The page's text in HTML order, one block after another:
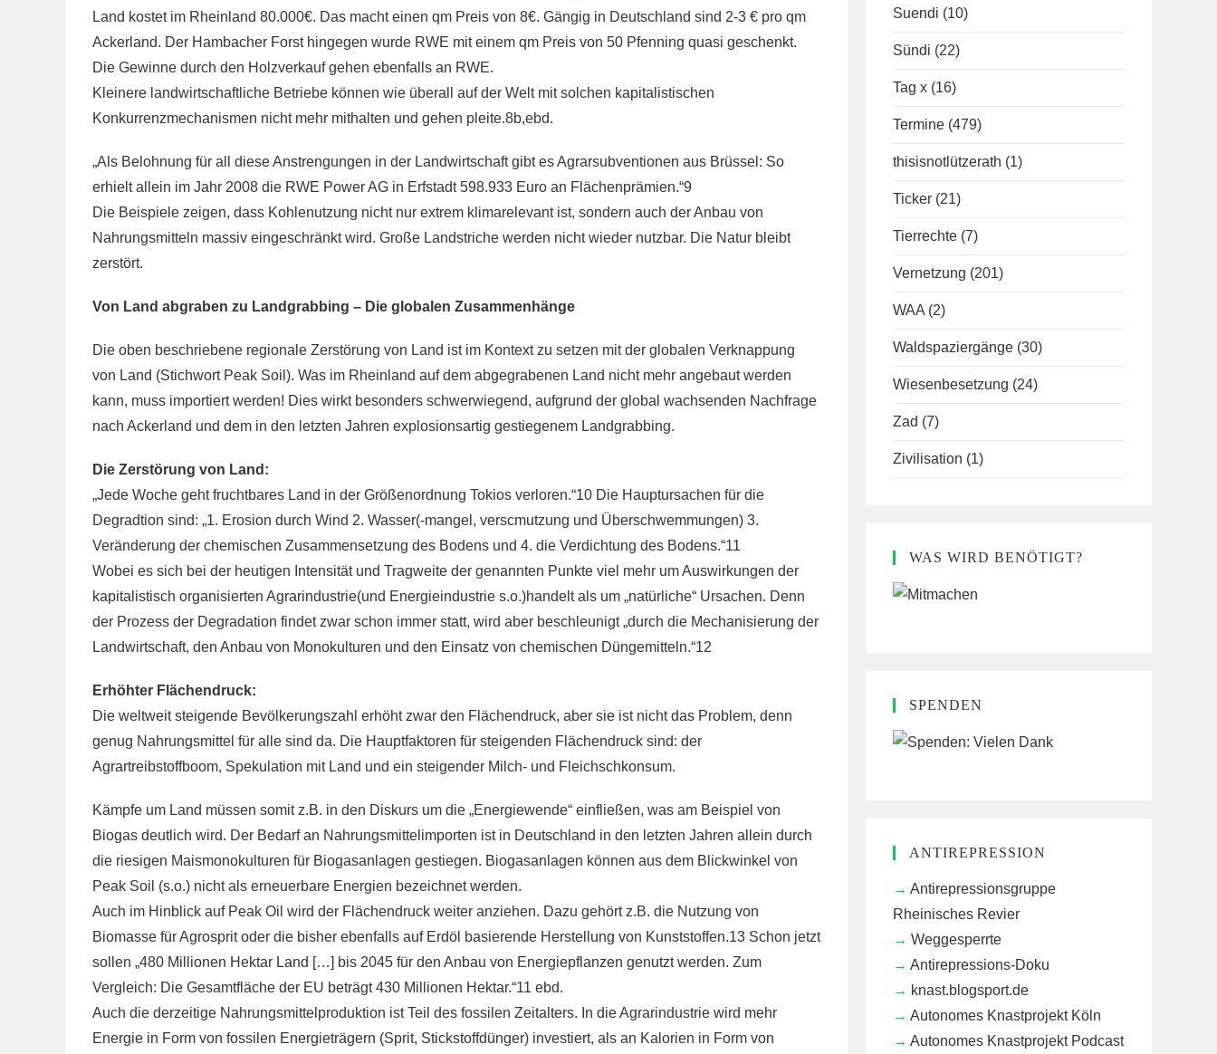
Land kostet im Rheinland 80.000€. Das macht einen qm Preis von 8€. Gängig in Deutschland sind 2-3 € pro qm
Ackerland. Der Hambacher Forst hingegen wurde RWE mit einem qm Preis von 50 Pfenning quasi geschenkt.
Die Gewinne durch den Holzverkauf gehen ebenfalls an RWE.
Kleinere landwirtschaftliche Betriebe können wie überall auf der Welt mit solchen kapitalistischen
Konkurrenzmechanismen nicht mehr mithalten und gehen pleite.8b,ebd.
„Als Belohnung für all diese Anstrengungen in der Landwirtschaft gibt es Agrarsubventionen aus Brüssel: So
erhielt allein im Jahr 2008 die RWE Power AG in Erfstadt 598.933 Euro an Flächenprämien.“9
Die Beispiele zeigen, dass Kohlenutzung nicht nur extrem klimarelevant ist, sondern auch der Anbau von
Nahrungsmitteln massiv eingeschränkt wird. Große Landstriche werden nicht wieder nutzbar. Die Natur bleibt
zerstört.
Von Land abgraben zu Landgrabbing – Die globalen Zusammenhänge
Die oben beschriebene regionale Zerstörung von Land ist im Kontext zu setzen mit der globalen Verknappung
von Land (Stichwort Peak Soil). Was im Rheinland auf dem abgegrabenen Land nicht mehr angebaut werden
kann, muss importiert werden! Dies wirkt besonders schwerwiegend, aufgrund der global wachsenden Nachfrage
nach Ackerland und dem in den letzten Jahren explosionsartig gestiegenem Landgrabbing.
Die Zerstörung von Land:
„Jede Woche geht fruchtbares Land in der Größenordnung Tokios verloren.“10 Die Hauptursachen für die
Degradtion sind: „1. Erosion durch Wind 2. Wasser(-mangel, verscmutzung und Überschwemmungen) 3.
Veränderung der chemischen Zusammensetzung des Bodens und 4. die Verdichtung des Bodens.“11
Wobei es sich bei der heutigen Intensität und Tragweite der genannten Punkte viel mehr um Auswirkungen der
kapitalistisch organisierten Agrarindustrie(und Energieindustrie s.o.)handelt als um „natürliche“ Ursachen. Denn
der Prozess der Degradation findet zwar schon immer statt, wird aber beschleunigt „durch die Mechanisierung der
Landwirtschaft, den Anbau von Monokulturen und den Einsatz von chemischen Düngemitteln.“12
Erhöhter Flächendruck:
Die weltweit steigende Bevölkerungszahl erhöht zwar den Flächendruck, aber sie ist nicht das Problem, denn
genug Nahrungsmittel für alle sind da. Die Hauptfaktoren für steigenden Flächendruck sind: der
Agrartreibstoffboom, Spekulation mit Land und ein steigender Milch- und Fleichschkonsum.
Kämpfe um Land müssen somit z.B. in den Diskurs um die „Energiewende“ einfließen, was am Beispiel von
Biogas deutlich wird. Der Bedarf an Nahrungsmittelimporten ist in Deutschland in den letzten Jahren allein durch
die riesigen Maismonokulturen für Biogasanlagen gestiegen. Biogasanlagen können aus dem Blickwinkel von
Peak Soil (s.o.) nicht als erneuerbare Energien bezeichnet werden.
Auch im Hinblick auf Peak Oil wird der Flächendruck weiter anziehen. Dazu gehört z.B. die Nutzung von
Biomasse für Agrosprit oder die bisher ebenfalls auf Erdöl basierende Herstellung von Kunststoffen.13 Schon jetzt
sollen „480 Millionen Hektar Land […] bis 2045 für den Anbau von Energiepflanzen genutzt werden. Zum
Vergleich: Die Gesamtfläche der EU beträgt 430 Millionen Hektar.“11 ebd.
Auch die derzeitige Nahrungsmittelproduktion ist Teil des fossilen Zeitalters. In die Agrarindustrie wird mehr
Energie in Form von fossilen Energieträgern (Sprit, Stickstoffdünger) investiert, als an Kalorien in Form von
Suendi (10)
Sündi (22)
Tag x (16)
Termine (479)
thisisnotlützerath (1)
Ticker (21)
Tierrechte (7)
Vernetzung (201)
WAA (2)
Waldspaziergänge (30)
Wiesenbesetzung (24)
Zad (7)
Zivilisation (1)
WAS WIRD BENÖTIGT?
SPENDEN
ANTIREPRESSION
Antirepressionsgruppe
Rheinisches Revier
Weggesperrte
Antirepressions-Doku
knast.blogsport.de
Autonomes Knastprojekt Köln
Autonomes Knastprojekt Podcast